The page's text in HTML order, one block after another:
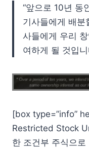
“앞으로 10년 동
기사들에게 배분
사들에게 우리
여하게 될 것입니
[box type=”info”
Restricted Stock
한 조건부 주식으